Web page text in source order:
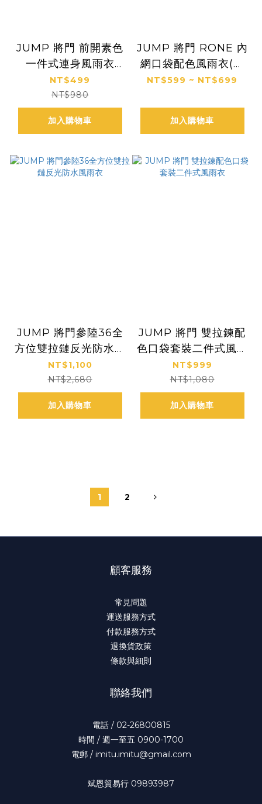
JUMP 將門 前開素色
一件式連身風雨衣
(2XL~5XL)加大尺寸
NT$499
NT$980
加入購物車
JUMP 將門 RONE 內
網口袋配色風雨衣(台
灣布料）
NT$599 ~ NT$699
加入購物車
JUMP 將門參陸36全
方位雙拉鏈反光防水風
雨衣
NT$1,100
NT$2,680
加入購物車
JUMP 將門 雙拉鍊配
色口袋套裝二件式風雨
衣
NT$999
NT$1,080
加入購物車
1 2
顧客服務
常見問題
運送服務方式
付款服務方式
退換貨政策
條款與細則
聯絡我們
電話 / 02-26800815
時間 / 週一至五 0900-1700
電郵 / imitu.imitu@gmail.com
斌恩貿易行 09893987